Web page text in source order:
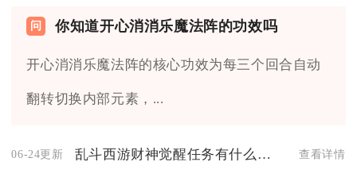
你知道开心消消乐魔法阵的功效吗
开心消消乐魔法阵的核心功效为每三个回合自动
翻转切换内部元素，...
06-24更新 乱斗西游财神觉醒任务有什么技巧 查看详情